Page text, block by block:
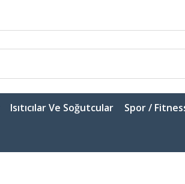
Isıtıcılar Ve Soğutcular Spor /